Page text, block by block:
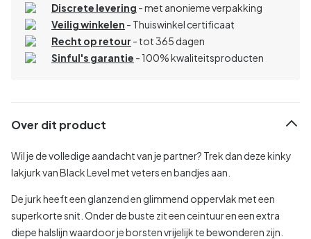
Discrete levering - met anonieme verpakking
Veilig winkelen - Thuiswinkel certificaat
Recht op retour - tot 365 dagen
Sinful's garantie - 100% kwaliteitsproducten
Over dit product
Wil je de volledige aandacht van je partner? Trek dan deze kinky
lakjurk van Black Level met veters en bandjes aan.
De jurk heeft een glanzend en glimmend oppervlak met een
superkorte snit. Onder de buste zit een ceintuur en een extra
diepe halslijn waardoor je borsten vrijelijk te bewonderen zijn.